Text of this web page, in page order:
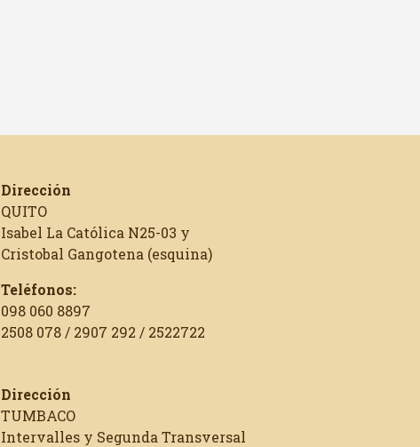
Dirección
QUITO
Isabel La Católica N25-03 y
Cristobal Gangotena (esquina)
Teléfonos:
098 060 8897
2508 078 / 2907 292 / 2522722
Dirección
TUMBACO
Intervalles y Segunda Transversal